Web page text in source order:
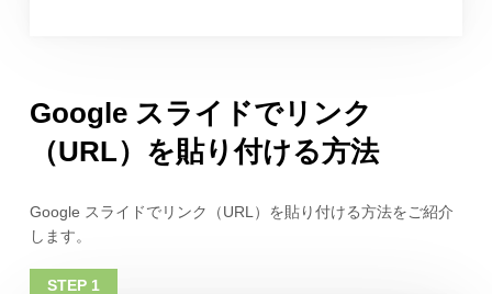
Google スライドでリンク
（URL）を貼り付ける方法
Google スライドでリンク（URL）を貼り付ける方法をご紹介
します。